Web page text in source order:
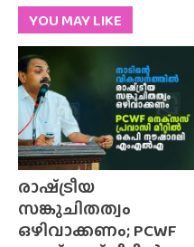
YOU MAY LIKE
രാഷ്‌ട്രീയ
സങ്കുചിതത്വം
ഒഴിവാക്കണം; PCWF